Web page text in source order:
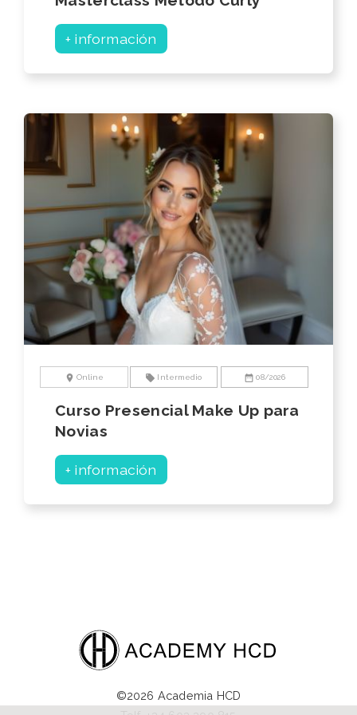
+ información
location_on Online local_offer Intermedio date_range 08/2026
Curso Presencial Make Up para
Novias
+ información
©2026 Academia HCD